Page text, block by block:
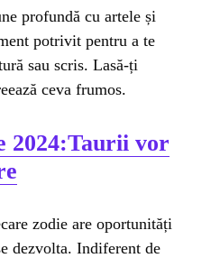
profundă cu artele și
potrivit pentru a te
sau scris. Lasă-ți
ceva frumos.
2024:Taurii vor
zodie are oportunități
dezvolta. Indiferent de